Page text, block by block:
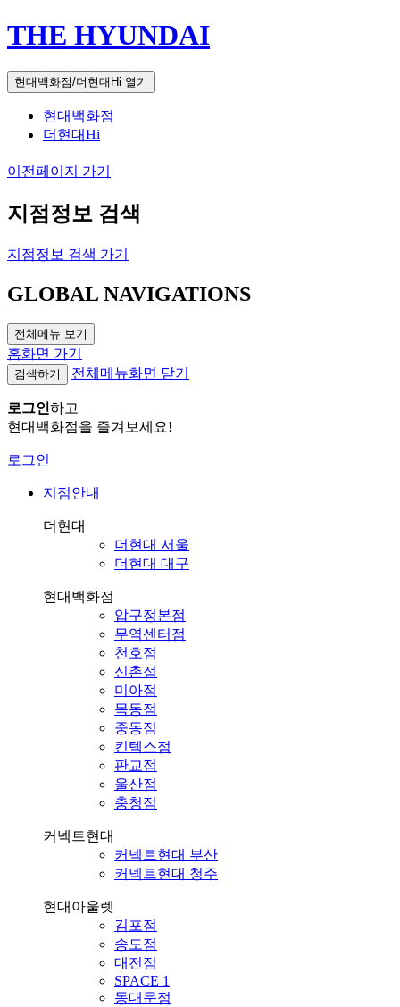
THE HYUNDAI
현대백화점/더현대Hi 열기
현대백화점
더현대Hi
이전페이지 가기
지점정보 검색
지점정보 검색 가기
GLOBAL NAVIGATIONS
전체메뉴 보기
홈화면 가기
검색하기 전체메뉴화면 닫기
로그인하고
현대백화점을 즐겨보세요!
로그인
지점안내
더현대
더현대 서울
더현대 대구
현대백화점
압구정본점
무역센터점
천호점
신촌점
미아점
목동점
중동점
킨텍스점
판교점
울산점
충청점
커넥트현대
커넥트현대 부산
커넥트현대 청주
현대아울렛
김포점
송도점
대전점
SPACE 1
동대문점